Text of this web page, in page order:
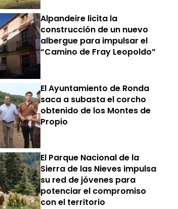
Alpandeire licita la
construcción de un nuevo
albergue para impulsar el
“Camino de Fray Leopoldo”
El Ayuntamiento de Ronda
saca a subasta el corcho
obtenido de los Montes de
Propio
El Parque Nacional de la
Sierra de las Nieves impulsa
su red de jóvenes para
potenciar el compromiso
con el territorio